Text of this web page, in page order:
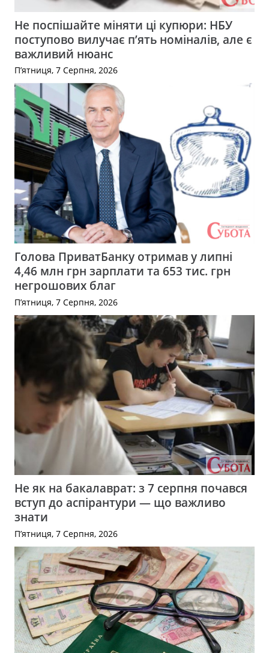
Не поспішайте міняти ці купюри: НБУ
поступово вилучає п’ять номіналів, але є
важливий нюанс
П’ятниця, 7 Серпня, 2026
Голова ПриватБанку отримав у липні
4,46 млн грн зарплати та 653 тис. грн
негрошових благ
П’ятниця, 7 Серпня, 2026
Не як на бакалаврат: з 7 серпня почався
вступ до аспірантури — що важливо
знати
П’ятниця, 7 Серпня, 2026